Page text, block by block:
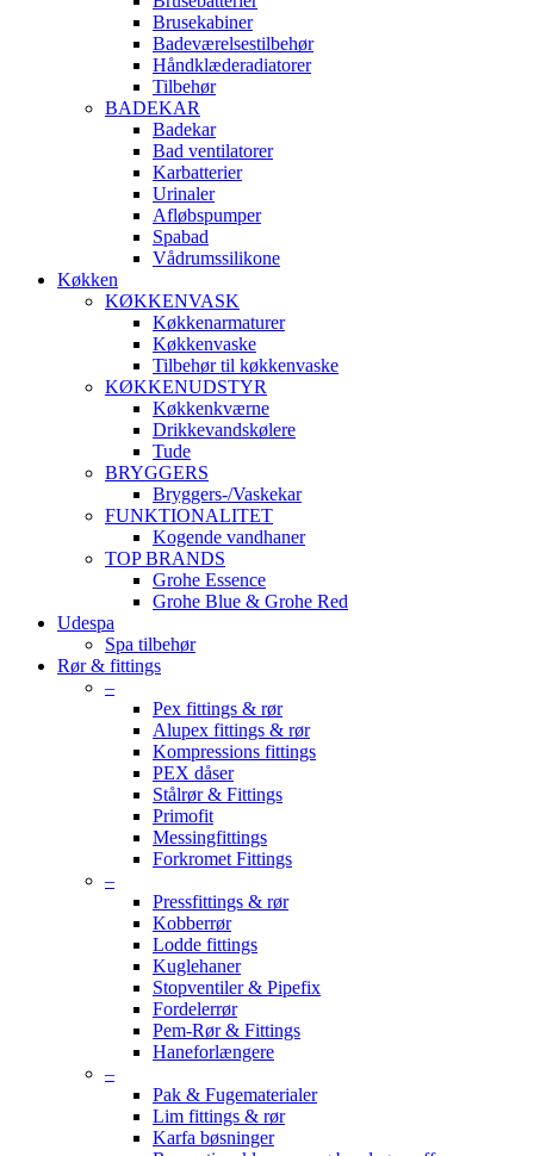
Brusekabiner
Badeværelsestilbehør
Håndklæderadiatorer
Tilbehør
BADEKAR
Badekar
Bad ventilatorer
Karbatterier
Urinaler
Afløbspumper
Spabad
Vådrumssilikone
Køkken
KØKKENVASK
Køkkenarmaturer
Køkkenvaske
Tilbehør til køkkenvaske
KØKKENUDSTYR
Køkkenkværne
Drikkevandskølere
Tude
BRYGGERS
Bryggers-/Vaskekar
FUNKTIONALITET
Kogende vandhaner
TOP BRANDS
Grohe Essence
Grohe Blue & Grohe Red
Udespa
Spa tilbehør
Rør & fittings
–
Pex fittings & rør
Alupex fittings & rør
Kompressions fittings
PEX dåser
Stålrør & Fittings
Primofit
Messingfittings
Forkromet Fittings
–
Pressfittings & rør
Kobberrør
Lodde fittings
Kuglehaner
Stopventiler & Pipefix
Fordelerrør
Pem-Rør & Fittings
Haneforlængere
–
Pak & Fugematerialer
Lim fittings & rør
Karfa bøsninger